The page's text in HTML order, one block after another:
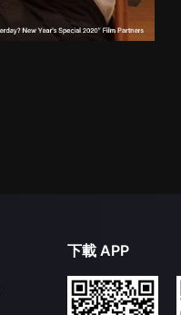
下載 APP